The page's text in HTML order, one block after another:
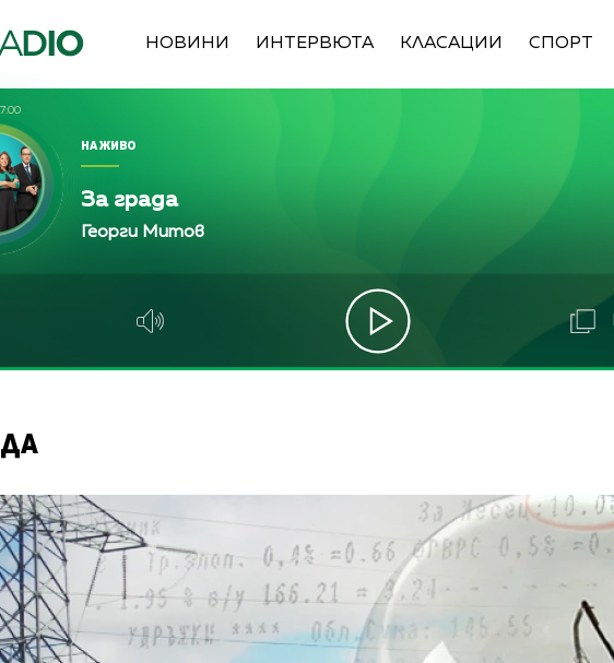
НОВИНИ ИНТЕРВЮТА КЛАСАЦИИ СПОРТ
НА ЖИВО
За града
Георги Митов